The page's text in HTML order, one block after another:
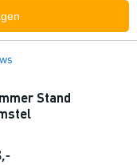
Stand